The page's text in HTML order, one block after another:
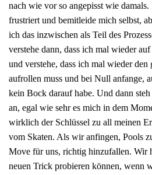
nach wie vor so angepisst wie
frustriert und bemitleide mich selbst,
ich das inzwischen als Teil des
verstehe dann, dass ich mal wieder
und verstehe, dass ich mal wieder
aufrollen muss und bei Null anfange,
kein Bock darauf habe. Und dann
an, egal wie sehr es mich in dem
wirklich der Schlüssel zu all meinen
vom Skaten. Als wir anfingen, Pools
Move für uns, richtig hinzufallen. Wir
neuen Trick probieren können, wenn